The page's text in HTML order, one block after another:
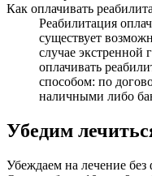
Как оплачивать
Реабилитация
существует
случае экстренной
оплачивать
способом: по
наличными либо
Убедим
Убеждаем на лечение без